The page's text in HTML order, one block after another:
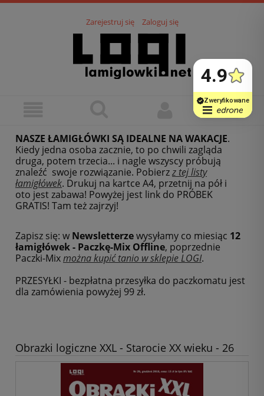
Zarejestruj się Zaloguj się
NASZE ŁAMIGŁÓWKI SĄ IDEALNE NA WAKACJE.
Kiedy jedna osoba zacznie, to po chwili zagląda
druga, potem trzecia... i nagle wszyscy próbują
znaleźć swoje rozwiązanie. Pobierzz tej listy
łamigłówek. Drukuj na kartce A4, przetnij na pół i
oto jest zabawa! Powyżej jest link do PRÓBEK
GRATIS! Tam też zajrzyj!
Zapisz się: w Newsletterzewysyłamy co miesiąc 12
łamigłówek - Paczkę-Mix Offline, poprzednie
Paczki-Mixmożna kupić tanio w sklepie LOGI.
PRZESYŁKI - bezpłatna przesyłka do paczkomatu jest
dla zamówienia powyżej 99 zł.
Obrazki logiczne XXL - Starocie XX wieku - 26